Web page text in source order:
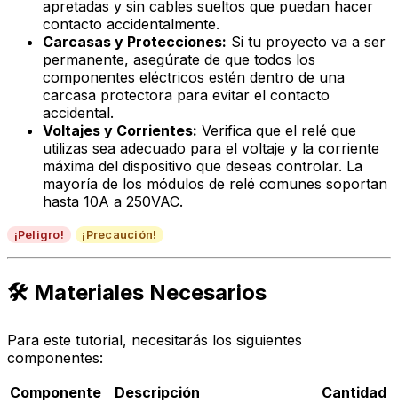
apretadas y sin cables sueltos que puedan hacer
contacto accidentalmente.
Carcasas y Protecciones: Si tu proyecto va a ser
permanente, asegúrate de que todos los
componentes eléctricos estén dentro de una
carcasa protectora para evitar el contacto
accidental.
Voltajes y Corrientes: Verifica que el relé que
utilizas sea adecuado para el voltaje y la corriente
máxima del dispositivo que deseas controlar. La
mayoría de los módulos de relé comunes soportan
hasta 10A a 250VAC.
¡Peligro! ¡Precaución!
🛠️ Materiales Necesarios
Para este tutorial, necesitarás los siguientes
componentes:
Componente
Descripción
Cantidad